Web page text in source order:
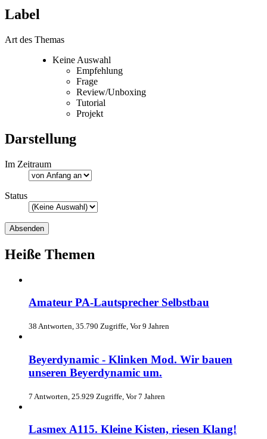
Label
Art des Themas
Keine Auswahl
Empfehlung
Frage
Review/Unboxing
Tutorial
Projekt
Darstellung
Im Zeitraum
Status
Heiße Themen
Amateur PA-Lautsprecher Selbstbau
38 Antworten, 35.790 Zugriffe, Vor 9 Jahren
Beyerdynamic - Klinken Mod. Wir bauen
unseren Beyerdynamic um.
7 Antworten, 25.929 Zugriffe, Vor 7 Jahren
Lasmex A115. Kleine Kisten, riesen Klang!